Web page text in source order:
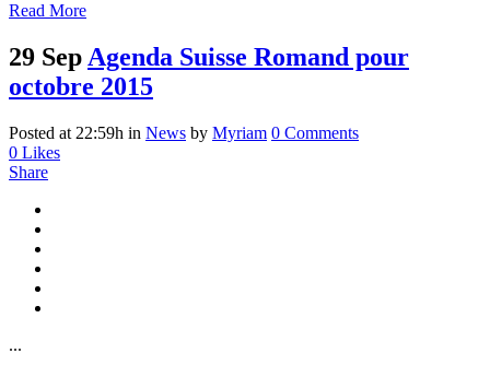
Read More
29 SepAgenda Suisse Romand pour
octobre 2015
Posted at 22:59h in News by Myriam 0 Comments
0 Likes
Share
...